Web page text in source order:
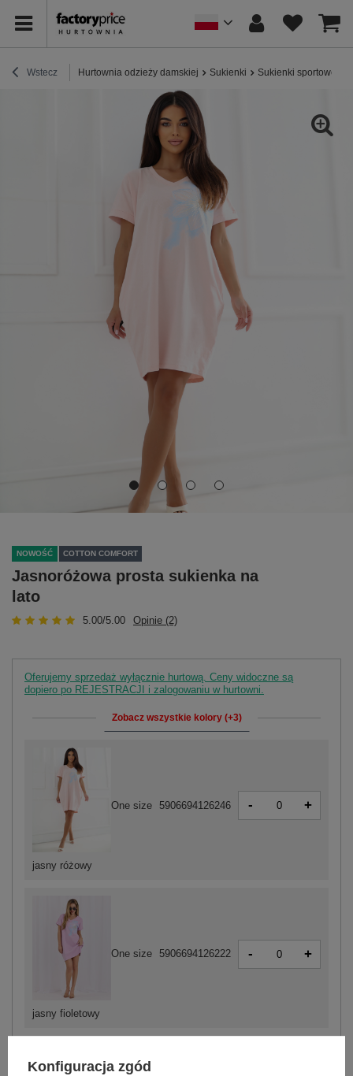
Wstecz Hurtownia odzieży damskiej Sukienki Sukienki sportowe /
NOWOŚĆ COTTON COMFORT
Jasnoróżowa prosta sukienka na
lato
5.00/5.00 Opinie (2)
Oferujemy sprzedaż wyłącznie hurtową. Ceny widoczne są
dopiero po REJESTRACJI i zalogowaniu w hurtowni.
Zobacz wszystkie kolory (+3)
jasny fioletowy
One size 5906694126222 - +
jasny różowy
One size 5906694126246 - +
Konfiguracja zgód